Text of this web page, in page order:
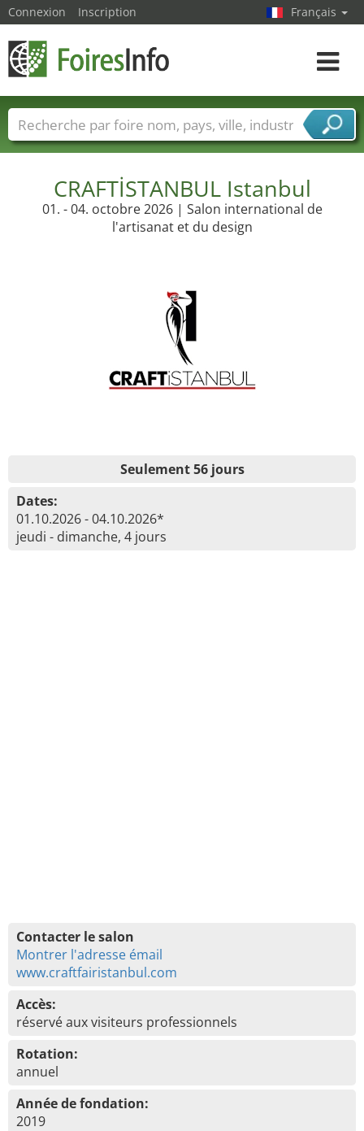
CRAFTİSTANBUL Istanbul
01. - 04. octobre 2026 | Salon international de
l'artisanat et du design
Seulement 56 jours
Dates:
01.10.2026 - 04.10.2026*
jeudi - dimanche, 4 jours
Contacter le salon
Montrer l'adresse émail
www.craftfairistanbul.com
Accès:
réservé aux visiteurs professionnels
Rotation:
annuel
Année de fondation:
2019
Connexion Inscription Français
Toggle
Foire noms Pays Villes
Secteurs de foire